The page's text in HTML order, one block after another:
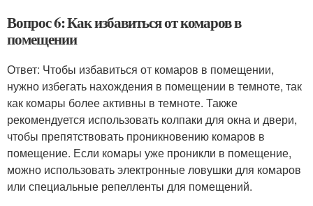
Вопрос 6: Как избавиться от комаров в
помещении
Ответ: Чтобы избавиться от комаров в помещении,
нужно избегать нахождения в помещении в темноте, так
как комары более активны в темноте. Также
рекомендуется использовать колпаки для окна и двери,
чтобы препятствовать проникновению комаров в
помещение. Если комары уже проникли в помещение,
можно использовать электронные ловушки для комаров
или специальные репелленты для помещений.